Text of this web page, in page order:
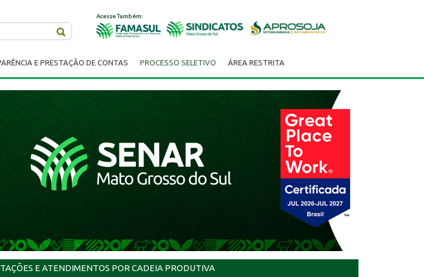
Acesse Também:
E PRESTAÇÃO DE CONTAS PROCESSO SELETIVO
ÁREA RESTRITA
E ATENDIMENTOS POR CADEIA PRODUTIVA